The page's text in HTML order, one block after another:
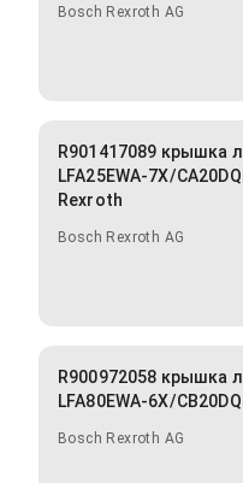
Bosch Rexroth AG
R901417089 крышка
LFA25EWA-7X/
Rexroth
Bosch Rexroth AG
R900972058 крышка
LFA80EWA-6X/
Bosch Rexroth AG